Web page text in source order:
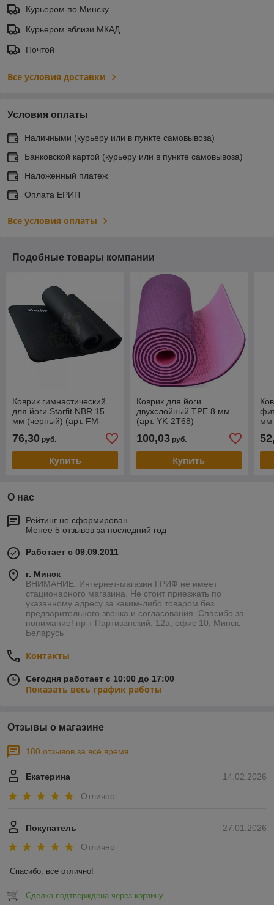
Курьером по Минску
Курьером вблизи МКАД
Почтой
Все условия доставки
Условия оплаты
Наличными (курьеру или в пункте самовывоза)
Банковской картой (курьеру или в пункте самовывоза)
Наложенный платеж
Оплата ЕРИП
Все условия оплаты
Подобные товары компании
Коврик гимнастический
для йоги Starfit NBR 15
мм (черный) (арт. FM-
76,30 руб.
Купить
Коврик для йоги
двухслойный TPE 8 мм
(арт. YK-2T68)
100,03руб.
Купить
мм
О нас
Рейтинг не сформирован
Менее 5 отзывов за последний год
Работает с 09.09.2011
г. Минск
ВНИМАНИЕ: Интернет-магазин ГРИФ не имеет
стационарного магазина. Не стоит приезжать по
указанному адресу за каким-либо товаром без
предварительного звонка и согласования. Спасибо за
понимание! пр-т Партизанский, 12а, офис 10, Минск,
Беларусь
Контакты
Сегодня работает с 10:00 до 17:00
Показать весь график работы
Отзывы о магазине
180 отзывов за всё время
14.02.2026
Екатерина
Отлично
27.01.2026
Покупатель
Отлично
Спасибо, все отлично!
Сделка подтверждена через корзину